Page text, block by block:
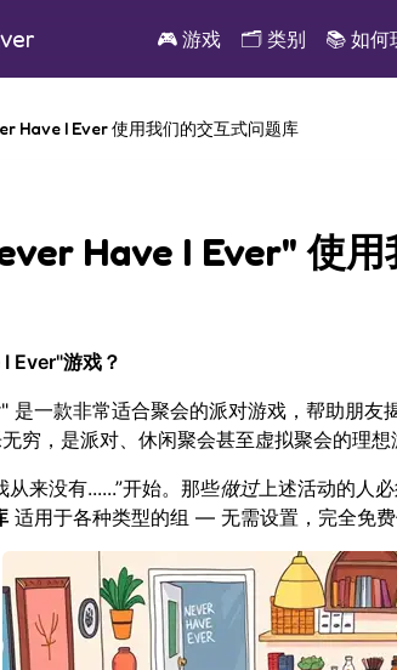
🎮游戏 🗂️类别 📚如何
Have I Ever 使用我们的交互式问题库
Have I Ever" 使
Ever"游戏？
一款非常适合聚会的派对游戏，帮助朋友
穷，是派对、休闲聚会甚至虚拟聚会的理想
来没有......”开始。那些做过上述活动的人
适用于各种类型的组 — 无需设置，完全免费